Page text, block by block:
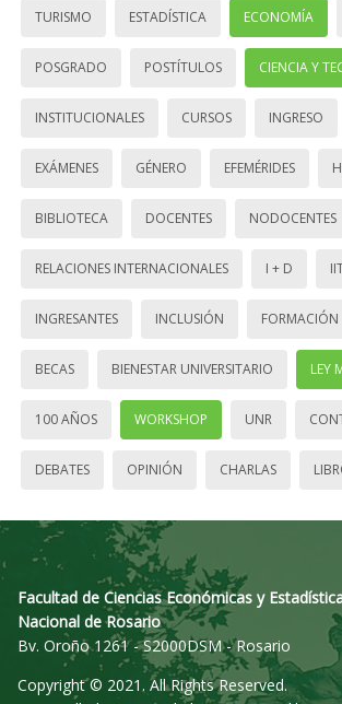
TURISMO ESTADÍSTICA ECONOMÍA
POSGRADO POSTÍTULOS CIENCIA Y
INSTITUCIONALES CURSOS INGRESO
EXÁMENES GÉNERO EFEMÉRIDES
BIBLIOTECA DOCENTES NODOCENTES
RELACIONES INTERNACIONALES I + D
INGRESANTES INCLUSIÓN FORMACIÓN
BECAS BIENESTAR UNIVERSITARIO LEY
100 AÑOS WORKSHOP UNR
DEBATES OPINIÓN CHARLAS
Facultad de Ciencias Económicas y
Nacional de Rosario
Bv. Oroño 1261 - S2000DSM - Rosario
Copyright © 2021. All Rights Reserved.